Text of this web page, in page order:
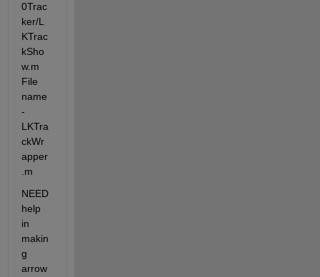
0Trac
ker/L
KTrac
kSho
w.m
File
name
-
LKTra
ckWr
apper
.m
NEED
help
in
makin
g
arrow